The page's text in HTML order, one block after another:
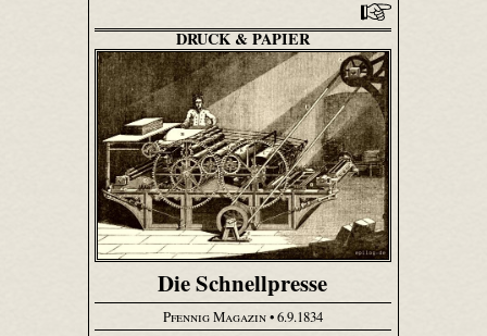
DRUCK & PAPIER
Die Schnellpresse
Pfennig Magazin• 6.9.1834